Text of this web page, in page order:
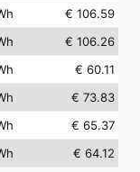
€ 106.59
€ 106.26
€ 60.11
€ 73.83
€ 65.37
€ 64.12